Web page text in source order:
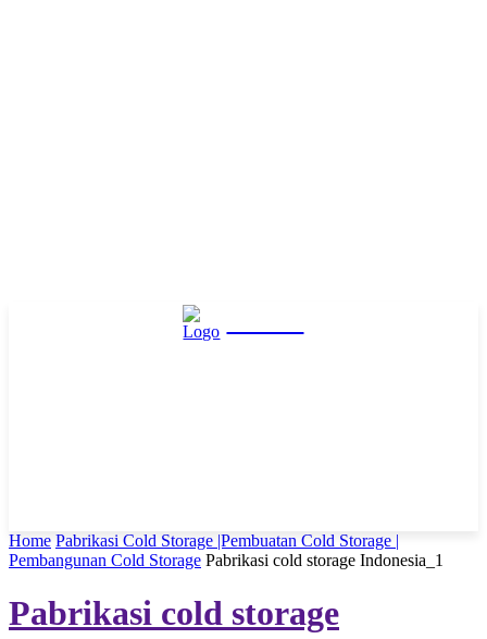
Home Pabrikasi Cold Storage |Pembuatan Cold Storage |
Pembangunan Cold Storage Pabrikasi cold storage Indonesia_1
Pabrikasi cold storage